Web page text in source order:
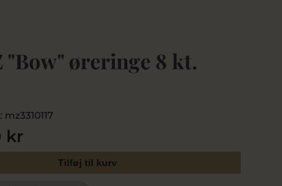
"Bow" øreringe 8 kt.
mz3310117
kr
Tilføj til kurv